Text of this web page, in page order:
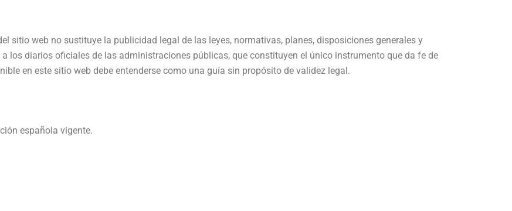
sitio web no sustituye la publicidad legal de las leyes, normativas, planes, disposiciones generales y
los diarios oficiales de las administraciones públicas, que constituyen el único instrumento que da fe de
en este sitio web debe entenderse como una guía sin propósito de validez legal.
española vigente.